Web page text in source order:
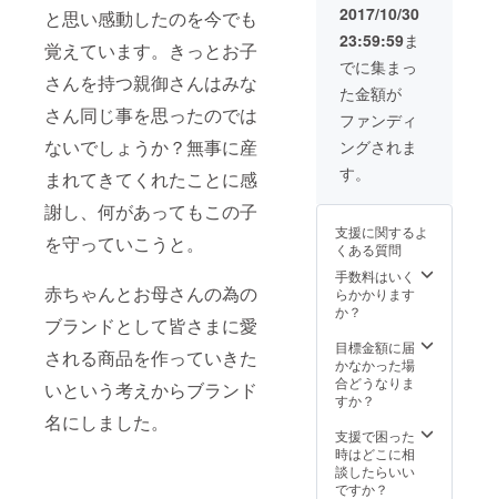
と思い感動したのを今でも
覚えています。きっとお子
さんを持つ親御さんはみな
さん同じ事を思ったのでは
ないでしょうか？無事に産
まれてきてくれたことに感
謝し、何があってもこの子
を守っていこうと。
赤ちゃんとお母さんの為の
ブランドとして皆さまに愛
される商品を作っていきた
いという考えからブランド
名にしました。
2017/10/30
23:59:59ま
でに集まっ
た金額が
ファンディ
ングされま
す。
支援に関するよ
くある質問
手数料はいく
らかかります
か？
目標金額に届
かなかった場
合どうなりま
すか？
支援で困った
時はどこに相
談したらいい
ですか？